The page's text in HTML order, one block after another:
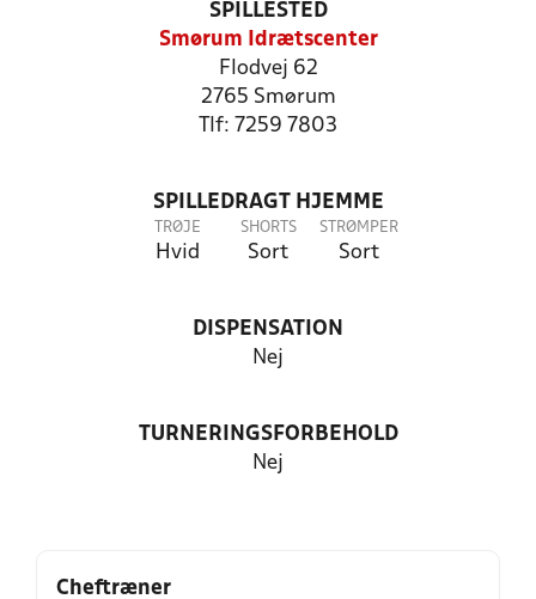
SPILLESTED
Smørum Idrætscenter
Flodvej 62
2765 Smørum
Tlf: 7259 7803
SPILLEDRAGT HJEMME
TRØJE
Hvid
SHORTS
Sort
STRØMPER
Sort
DISPENSATION
Nej
TURNERINGSFORBEHOLD
Nej
Cheftræner